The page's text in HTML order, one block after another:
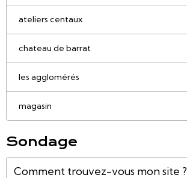
ateliers centaux
chateau de barrat
les agglomérés
magasin
Sondage
Comment trouvez-vous mon site ?